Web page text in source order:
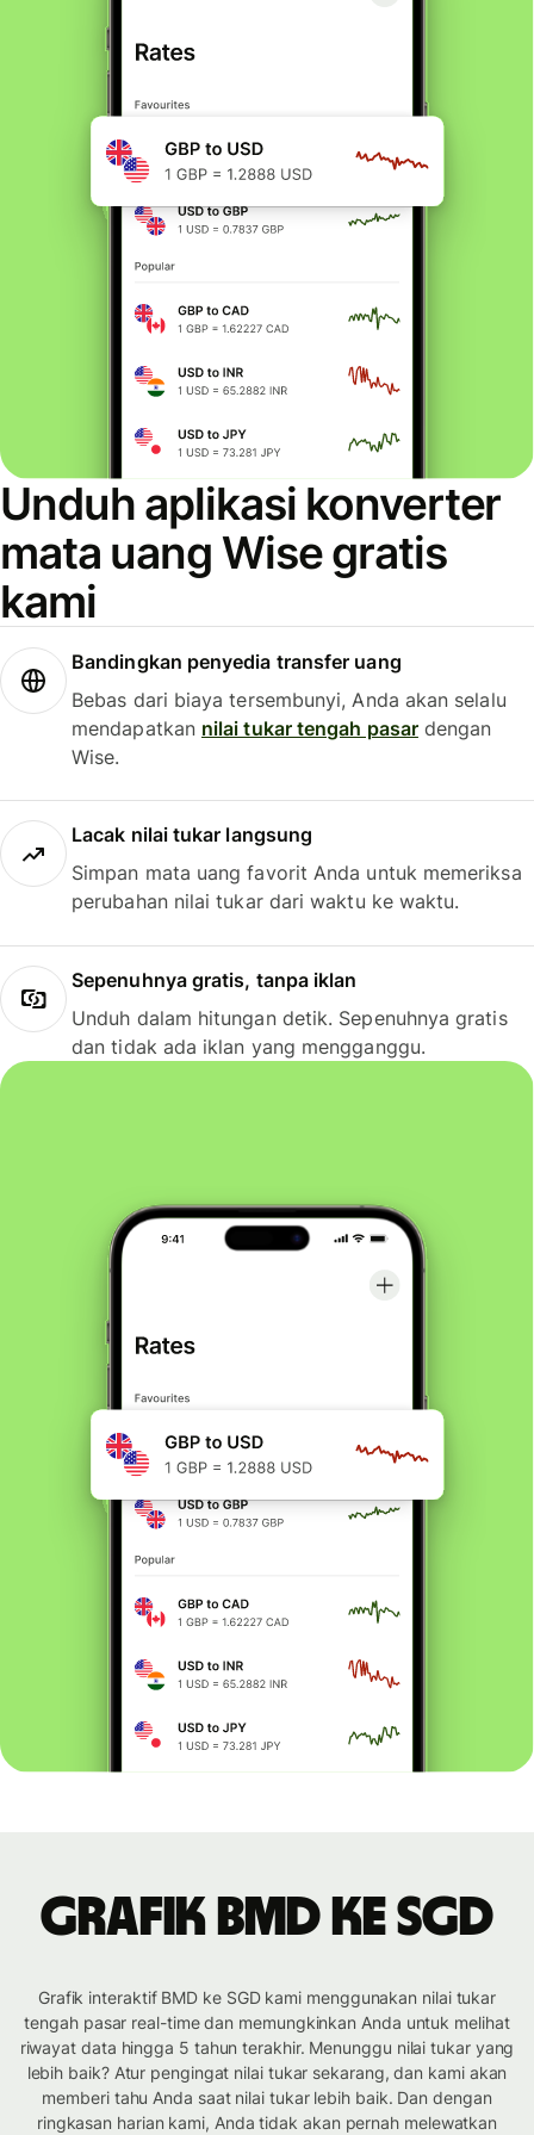
Unduh aplikasi konverter
mata uang Wise gratis
kami
Bandingkan penyedia transfer uang
Bebas dari biaya tersembunyi, Anda akan selalu
mendapatkan nilai tukar tengah pasardengan
Wise.
Lacak nilai tukar langsung
Simpan mata uang favorit Anda untuk memeriksa
perubahan nilai tukar dari waktu ke waktu.
Sepenuhnya gratis, tanpa iklan
Unduh dalam hitungan detik. Sepenuhnya gratis
dan tidak ada iklan yang mengganggu.
Grafik BMD ke SGD
Grafik interaktif BMD ke SGD kami menggunakan nilai tukar
tengah pasar real-time dan memungkinkan Anda untuk melihat
riwayat data hingga 5 tahun terakhir. Menunggu nilai tukar yang
lebih baik? Atur pengingat nilai tukar sekarang, dan kami akan
memberi tahu Anda saat nilai tukar lebih baik. Dan dengan
ringkasan harian kami, Anda tidak akan pernah melewatkan